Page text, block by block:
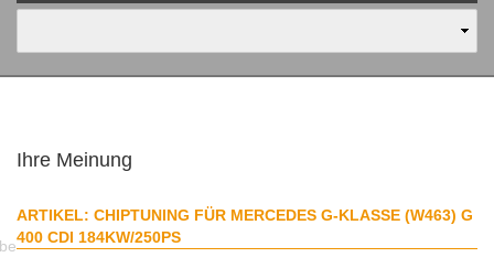
Ihre Meinung
ARTIKEL: CHIPTUNING FÜR MERCEDES G-KLASSE (W463) G
400 CDI 184KW/250PS